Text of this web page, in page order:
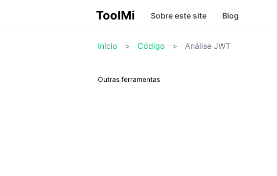
ToolMi Sobre este site Blog
Início > Código > Análise JWT
Outras ferramentas